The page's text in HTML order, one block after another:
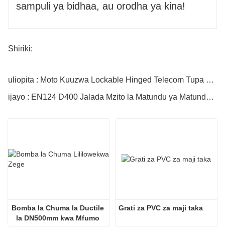
sampuli ya bidhaa, au orodha ya kina!
Shiriki:
uliopita : Moto Kuuzwa Lockable Hinged Telecom Tupa Chuma Manhole
ijayo : EN124 D400 Jalada Mzito la Matundu ya Matundu ya Chuma
Bomba la Chuma la Ductile
la DN500mm kwa Mfumo
Grati za PVC za maji taka